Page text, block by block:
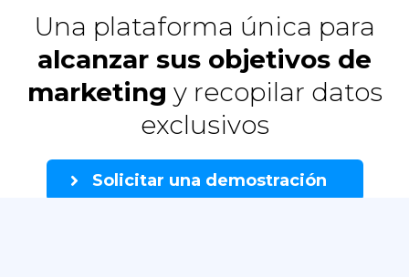
Una plataforma única para
alcanzar sus objetivos de
marketing y recopilar datos
exclusivos
Solicitar una demostración